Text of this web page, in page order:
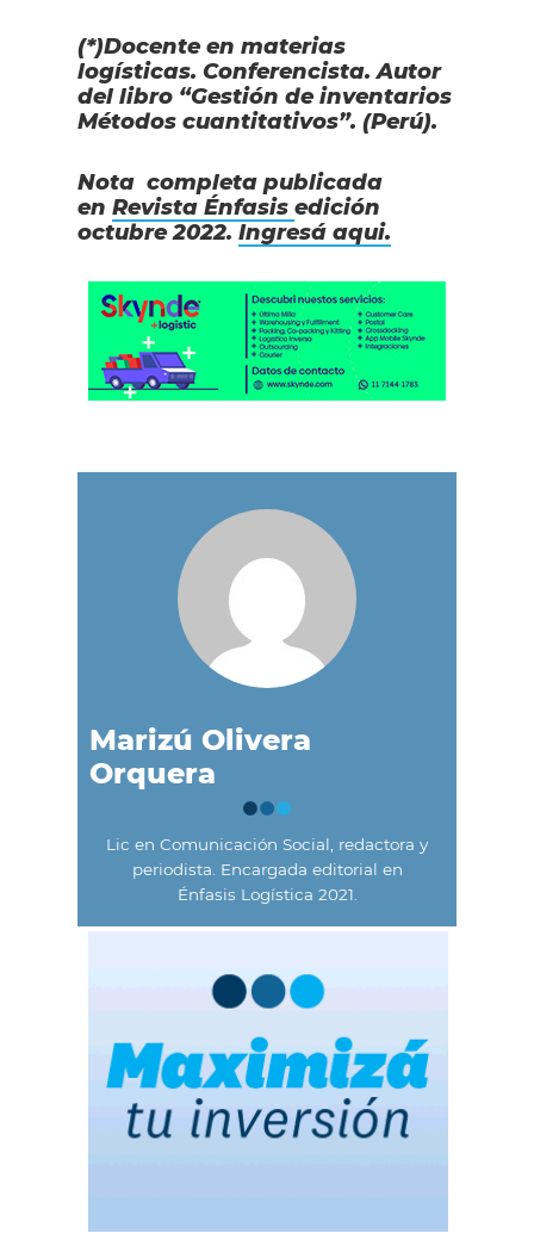
(*)Docente en materias
logísticas. Conferencista. Autor
del libro “Gestión de inventarios
Métodos cuantitativos”. (Perú).
Nota completa publicada
en Revista Énfasis edición
octubre 2022. Ingresá aqui.
Marizú Olivera
Orquera
Lic en Comunicación Social, redactora y
periodista. Encargada editorial en
Énfasis Logística 2021.